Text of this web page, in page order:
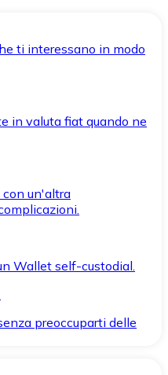
ti interessano in modo
in valuta fiat quando ne
un'altra
Wallet self-custodial.
preoccuparti delle